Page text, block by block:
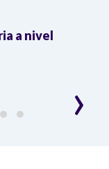
a nivel
›